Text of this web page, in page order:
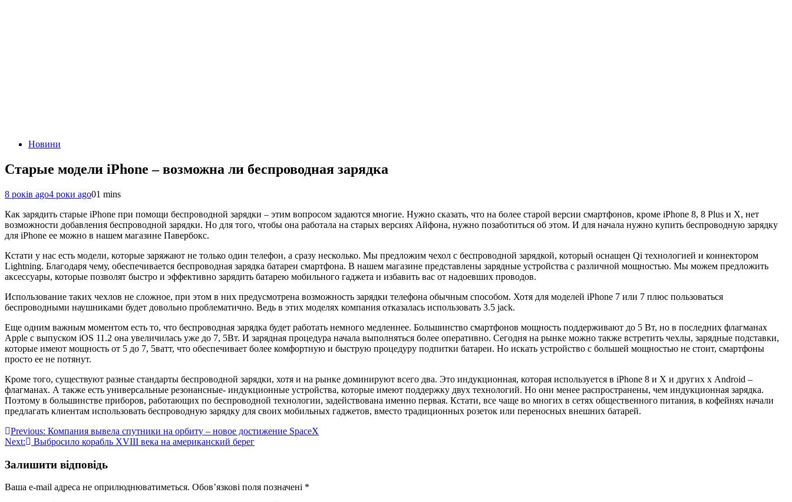
Новини
Старые модели iPhone – возможна ли беспроводная зарядка
8 років ago4 роки ago01 mins
Как зарядить старые iPhone при помощи беспроводной зарядки – этим вопросом задаются многие. Нужно сказать, что на более старой версии смартфонов, кроме iPhone 8, 8 Plus и X, нет
возможности добавления беспроводной зарядки. Но для того, чтобы она работала на старых версиях Айфона, нужно позаботиться об этом. И для начала нужно купить беспроводную зарядку
для iPhone ее можно в нашем магазине Павербокс.
Кстати у нас есть модели, которые заряжают не только один телефон, а сразу несколько. Мы предложим чехол с беспроводной зарядкой, который оснащен Qi технологией и коннектором
Lightning. Благодаря чему, обеспечивается беспроводная зарядка батареи смартфона. В нашем магазине представлены зарядные устройства с различной мощностью. Мы можем предложить
аксессуары, которые позволят быстро и эффективно зарядить батарею мобильного гаджета и избавить вас от надоевших проводов.
Использование таких чехлов не сложное, при этом в них предусмотрена возможность зарядки телефона обычным способом. Хотя для моделей iPhone 7 или 7 плюс пользоваться
беспроводными наушниками будет довольно проблематично. Ведь в этих моделях компания отказалась использовать 3.5 jack.
Еще одним важным моментом есть то, что беспроводная зарядка будет работать немного медленнее. Большинство смартфонов мощность поддерживают до 5 Вт, но в последних флагманах
Apple с выпуском iOS 11.2 она увеличилась уже до 7, 5Вт. И зарядная процедура начала выполняться более оперативно. Сегодня на рынке можно также встретить чехлы, зарядные подставки,
которые имеют мощность от 5 до 7, 5ватт, что обеспечивает более комфортную и быструю процедуру подпитки батареи. Но искать устройство с большей мощностью не стоит, смартфоны
просто ее не потянут.
Кроме того, существуют разные стандарты беспроводной зарядки, хотя и на рынке доминируют всего два. Это индукционная, которая используется в iPhone 8 и X и других х Android –
флагманах. А также есть универсальные резонансные- индукционные устройства, которые имеют поддержку двух технологий. Но они менее распространены, чем индукционная зарядка.
Поэтому в большинстве приборов, работающих по беспроводной технологии, задействована именно первая. Кстати, все чаще во многих в сетях общественного питания, в кофейнях начали
предлагать клиентам использовать беспроводную зарядку для своих мобильных гаджетов, вместо традиционных розеток или переносных внешних батарей.
Навігація
записів
Previous: Компания вывела спутники на орбиту – новое достижение SpaceX
Next:
Выбросило корабль XVIII века на американский берег
Залишити відповідь
Ваша e-mail адреса не оприлюднюватиметься. Обов’язкові поля позначені *